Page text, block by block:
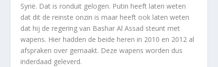
Syrië. Dat is ronduit gelogen. Putin heeft laten weten
dat dit de reinste onzin is maar heeft ook laten weten
dat hij de regering van Bashar Al Assad steunt met
wapens. Hier hadden de beide heren in 2010 en 2012 al
afspraken over gemaakt. Deze wapens worden dus
inderdaad geleverd.